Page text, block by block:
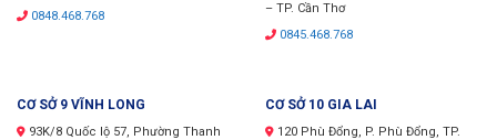
0848.468.768
– TP. Cần Thơ
0845.468.768
CƠ SỞ 9 VĨNH LONG
93K/8 Quốc lộ 57, Phường Thanh
CƠ SỞ 10 GIA LAI
120 Phù Đổng, P. Phù Đổng, TP.